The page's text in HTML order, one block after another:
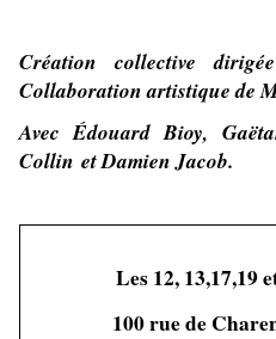
Création collective
Collaboration artistique de
Avec Édouard Bioy,
Collin et Damien Jacob.
Les 12, 13,17,19
100 rue de